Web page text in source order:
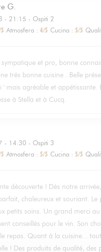
G
- 21:15 - Ospiti 2
Atmosfera : 4/5 Cucina : 5/5
sympatique et pro, bonne
trés bonne cuisine . Belle
' mais agréable et appétissante.
à Stella et à Cucq.
- 14:30 - Ospiti 3
Atmosfera : 5/5 Cucina : 5/5
découverte ! Dès notre
chaleureux et souriant. Le
petits soins. Un grand merci
conseillés pour le vin. Son
repas. Quant à la cuisine...
! Des produits de qualité, des